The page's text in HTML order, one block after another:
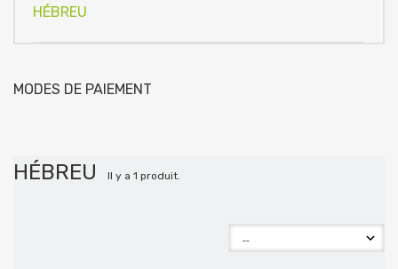
HÉBREU
MODES DE PAIEMENT
HÉBREU Il y a 1 produit.